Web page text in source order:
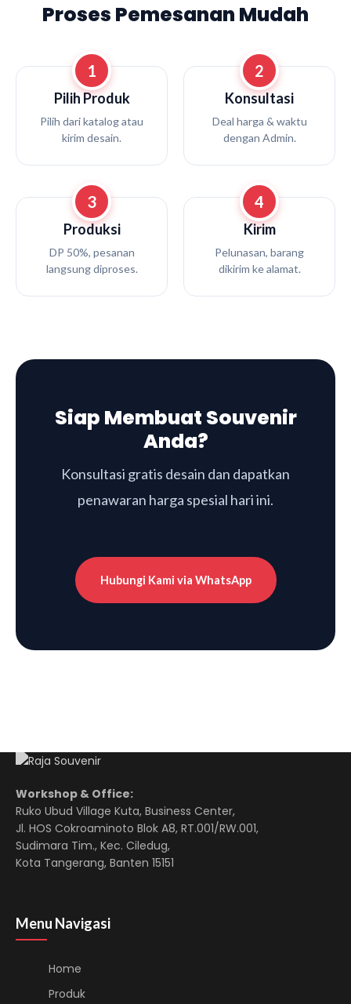
Proses Pemesanan Mudah
1
Pilih Produk
Pilih dari katalog atau
kirim desain.
2
Konsultasi
Deal harga & waktu
dengan Admin.
3
Produksi
DP 50%, pesanan
langsung diproses.
4
Kirim
Pelunasan, barang
dikirim ke alamat.
Siap Membuat Souvenir
Anda?
Konsultasi gratis desain dan dapatkan
penawaran harga spesial hari ini.
Hubungi Kami via WhatsApp
Workshop & Office:
Ruko Ubud Village Kuta, Business Center,
Jl. HOS Cokroaminoto Blok A8, RT.001/RW.001,
Sudimara Tim., Kec. Ciledug,
Kota Tangerang, Banten 15151
Menu Navigasi
Home
Produk